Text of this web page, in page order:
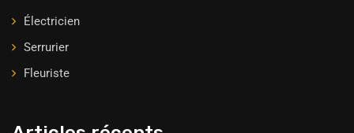
Électricien
Serrurier
Fleuriste